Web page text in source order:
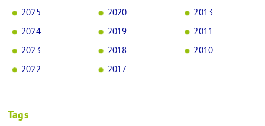
2025
2024
2023
2022
2020
2019
2018
2017
2013
2011
2010
Tags